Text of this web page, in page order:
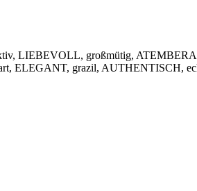
LIEBEVOLL, großmütig,
ELEGANT, grazil, AUTHENTISCH,